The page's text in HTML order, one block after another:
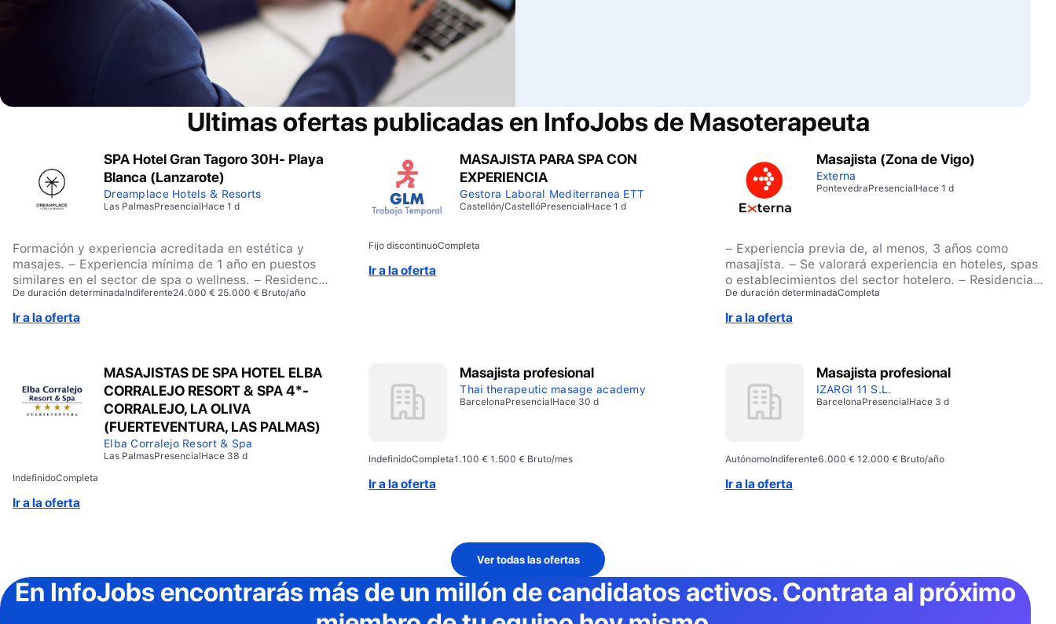
Ultimas ofertas publicadas en InfoJobs de Masoterapeuta
SPA Hotel Gran Tagoro 30H- Playa
Blanca (Lanzarote)
Dreamplace Hotels & Resorts
Las PalmasPresencialHace 1 d
Formación y experiencia acreditada en estética y
masajes. – Experiencia mínima de 1 año en puestos
similares en el sector de spa o wellness. – Residencia
en Lanzarote o cercanías. – Nivel de inglés avanzado
para comunicarse con los clientes.
De duración determinadaIndiferente24.000 € 25.000 € Bruto/año
Ir a la oferta
MASAJISTA PARA SPA CON
EXPERIENCIA
Gestora Laboral Mediterranea ETT
Castellón/CastellóPresencialHace 1 d
Fijo discontinuoCompleta
Ir a la oferta
Masajista (Zona de Vigo)
Externa
PontevedraPresencialHace 1 d
– Experiencia previa de, al menos, 3 años como
masajista. – Se valorará experiencia en hoteles, spas
o establecimientos del sector hotelero. – Residencia
en Vigo o alrededores. – Disponibilidad de
incorporación inmediata. – Imprescindible disponer
de vehículo propio para desplazarse al centro de
De duración determinadaCompleta
Ir a la oferta
MASAJISTAS DE SPA HOTEL ELBA
CORRALEJO RESORT & SPA 4*-
CORRALEJO, LA OLIVA
(FUERTEVENTURA, LAS PALMAS)
Elba Corralejo Resort & Spa
Las PalmasPresencialHace 38 d
IndefinidoCompleta
Ir a la oferta
Masajista profesional
Thai therapeutic masage academy
BarcelonaPresencialHace 30 d
IndefinidoCompleta1.100 € 1.500 € Bruto/mes
Ir a la oferta
Masajista profesional
IZARGI 11 S.L.
BarcelonaPresencialHace 3 d
AutónomoIndiferente6.000 € 12.000 € Bruto/año
Ir a la oferta
Ver todas las ofertas
En InfoJobs encontrarás más de un millón de candidatos activos. Contrata al próximo